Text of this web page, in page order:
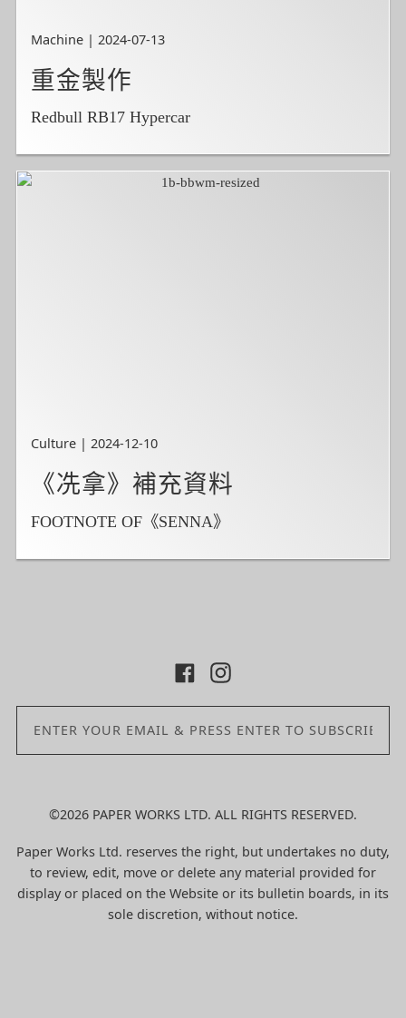
Machine | 2024-07-13
重金製作
Redbull RB17 Hypercar
Culture | 2024-12-10
《冼拿》補充資料
FOOTNOTE OF《SENNA》
©2026 PAPER WORKS LTD. ALL RIGHTS RESERVED.
Paper Works Ltd. reserves the right, but undertakes no duty,
to review, edit, move or delete any material provided for
display or placed on the Website or its bulletin boards, in its
sole discretion, without notice.